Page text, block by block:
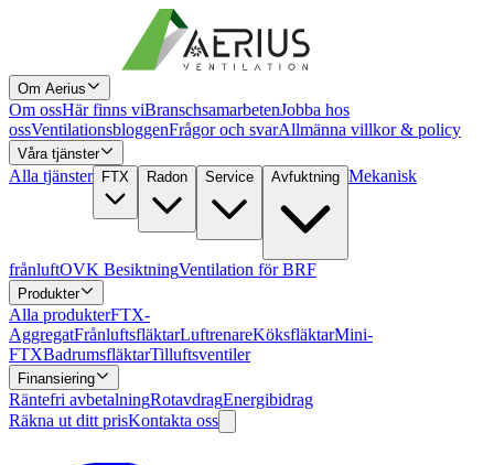
Om Aerius
Om ossHär finns viBranschsamarbetenJobba hos
ossVentilationsbloggenFrågor och svarAllmänna villkor & policy
Våra tjänster
Alla tjänster FTX Radon Service Avfuktning Mekanisk
frånluftOVK BesiktningVentilation för BRF
Produkter
Alla produkterFTX-
AggregatFrånluftsfläktarLuftrenareKöksfläktarMini-
FTXBadrumsfläktarTilluftsventiler
Finansiering
Räntefri avbetalningRotavdragEnergibidrag
Räkna ut ditt prisKontakta oss